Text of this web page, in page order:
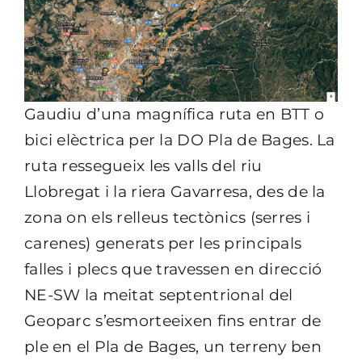
Gaudiu d’una magnífica ruta en BTT o
bici elèctrica per la DO Pla de Bages. La
ruta ressegueix les valls del riu
Llobregat i la riera Gavarresa, des de la
zona on els relleus tectònics (serres i
carenes) generats per les principals
falles i plecs que travessen en direcció
NE-SW la meitat septentrional del
Geoparc s’esmorteeixen fins entrar de
ple en el Pla de Bages, un terreny ben